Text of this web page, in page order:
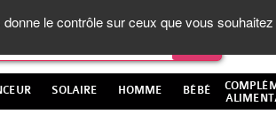
SOLAIRE HOMME BÉBÉ
le contrôle sur ceux que vous